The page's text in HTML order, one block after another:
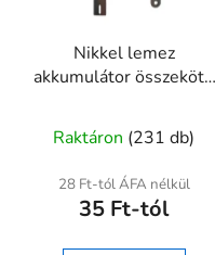
Nikkel lemez
akkumulátor összekötő
cellához
Raktáron (231 db)
28 Ft-tól ÁFA nélkül
35 Ft-tól